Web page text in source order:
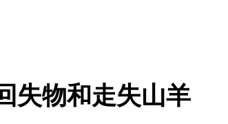
失物和走失山羊